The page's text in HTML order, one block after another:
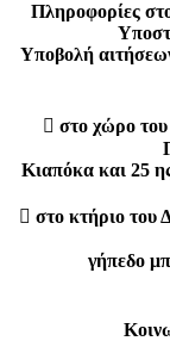
Πληροφορίες
Υποβολή
 στο χώρο
Κιαπόκα και 25
 στο κτήριο
γήπεδο